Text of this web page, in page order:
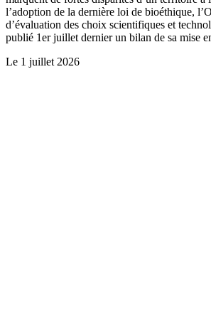
l’adoption de la dernière loi de bioéthique,
d’évaluation des choix scientifiques et
publié 1er juillet dernier un bilan de sa mise
Le 1 juillet 2026